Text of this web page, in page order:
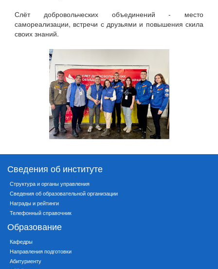
Слёт добровольческих объединений - место
самореализации, встречи с друзьями и повышения скила
своих знаний.
Сведения об институте
Структура и органы управления
Сведения об образовательной организации
Награды и рейтинги
Телефонный справочник
Образование
Кафедры
Направления подготовки
Абитуриенту